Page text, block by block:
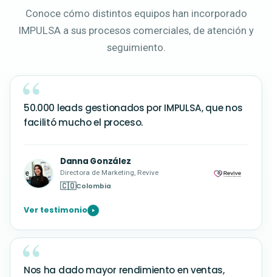
Conoce cómo distintos equipos han incorporado
IMPULSA a sus procesos comerciales, de atención y
seguimiento.
50.000 leads gestionados por IMPULSA, que nos
facilitó mucho el proceso.
Danna González
Directora de Marketing, Revive
🇨🇴Colombia
Ver testimonio
Nos ha dado mayor rendimiento en ventas,